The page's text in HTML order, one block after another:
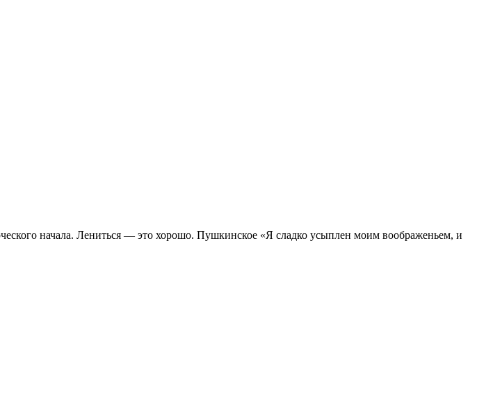
начала. Лениться — это хорошо. Пушкинское «Я сладко усыплен моим воображеньем, и